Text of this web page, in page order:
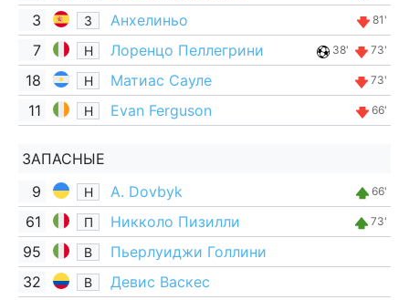
3 З Анхелиньо 81'
7 Н Лоренцо Пеллегрини 38' 73'
18 Н Матиас Сауле 73'
11 Н Evan Ferguson 66'
ЗАПАСНЫЕ
9
Н A. Dovbyk 66'
61 П Никколо Пизилли 73'
95 В
Пьерлуиджи Голлини
32
В
Девис Васкес